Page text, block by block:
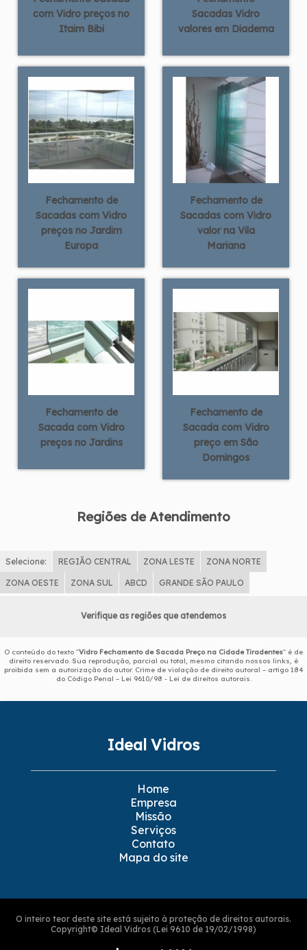
com Vidro preços no
Itaim Bibi
Sacadas Vidro
valores em Diadema
Fechamento de
Sacadas com Vidro
preços no Jardim
Europa
Fechamento de
Sacadas com Vidro
valor na Vila
Mariana
Fechamento de
Sacada com Vidro
preços no Jardins
Fechamento de
Sacada com Vidro
preço em São
Domingos
Regiões de Atendimento
Selecione: REGIÃO CENTRAL ZONA LESTE ZONA NORTE
ZONA OESTE ZONA SUL ABCD GRANDE SÃO PAULO
Verifique as regiões que atendemos
O conteúdo do texto "Vidro Fechamento de Sacada Preço na Cidade Tiradentes" é de
direito reservado. Sua reprodução, parcial ou total, mesmo citando nossos links, é
proibida sem a autorização do autor. Crime de violação de direito autoral – artigo 184
do Código Penal – Lei 9610/98 - Lei de direitos autorais.
Ideal Vidros
Home
Empresa
Missão
Serviços
Contato
Mapa do site
O inteiro teor deste site está sujeito à proteção de direitos autorais.
Copyright© Ideal Vidros (Lei 9610 de 19/02/1998)